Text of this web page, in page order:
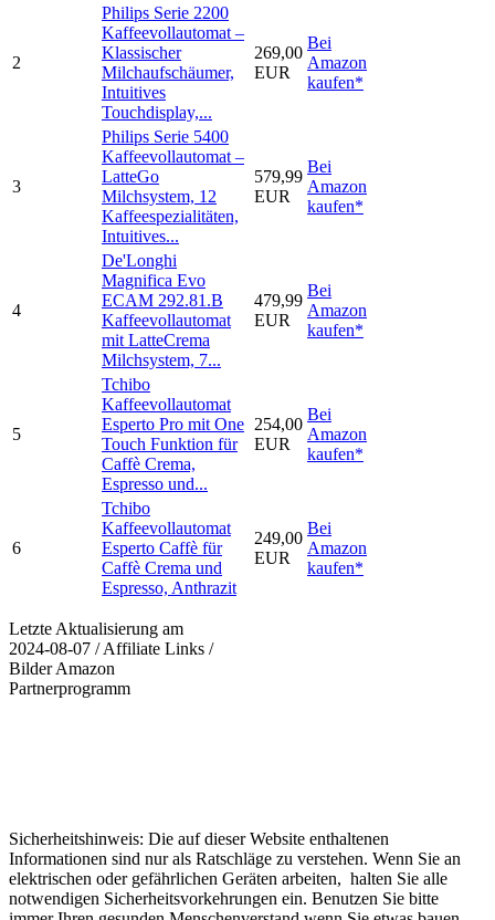
2
Philips Serie 2200
Kaffeevollautomat –
Klassischer
Milchaufschäumer,
Intuitives
Touchdisplay,...
269,00
EUR
Bei
Amazon
kaufen*
3
Philips Serie 5400
Kaffeevollautomat –
LatteGo
Milchsystem, 12
Kaffeespezialitäten,
Intuitives...
579,99
EUR
Bei
Amazon
kaufen*
4
De'Longhi
Magnifica Evo
ECAM 292.81.B
Kaffeevollautomat
mit LatteCrema
Milchsystem, 7...
479,99
EUR
Bei
Amazon
kaufen*
5
Tchibo
Kaffeevollautomat
Esperto Pro mit One
Touch Funktion für
Caffè Crema,
Espresso und...
254,00
EUR
Bei
Amazon
kaufen*
6
Tchibo
Kaffeevollautomat
Esperto Caffè für
Caffè Crema und
Espresso, Anthrazit
249,00
EUR
Bei
Amazon
kaufen*
Letzte Aktualisierung am
2024-08-07 / Affiliate Links /
Bilder Amazon
Partnerprogramm
Sicherheitshinweis: Die auf dieser Website enthaltenen
Informationen sind nur als Ratschläge zu verstehen. Wenn Sie an
elektrischen oder gefährlichen Geräten arbeiten, halten Sie alle
notwendigen Sicherheitsvorkehrungen ein. Benutzen Sie bitte